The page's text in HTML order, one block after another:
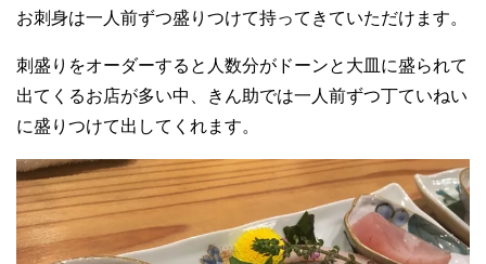
お刺身は一人前ずつ盛りつけて持ってきていただけます。
刺盛りをオーダーすると人数分がドーンと大皿に盛られて
出てくるお店が多い中、きん助では一人前ずつ丁ていねい
に盛りつけて出してくれます。